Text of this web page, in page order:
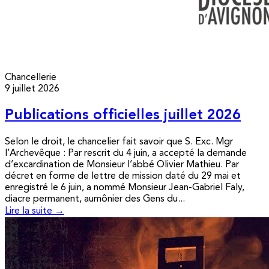
Chancellerie
9 juillet 2026
Publications officielles juillet 2026
Selon le droit, le chancelier fait savoir que S. Exc. Mgr
l’Archevêque : Par rescrit du 4 juin, a accepté la demande
d’excardination de Monsieur l’abbé Olivier Mathieu. Par
décret en forme de lettre de mission daté du 29 mai et
enregistré le 6 juin, a nommé Monsieur Jean-Gabriel Faly,
diacre permanent, aumônier des Gens du...
Lire la suite →